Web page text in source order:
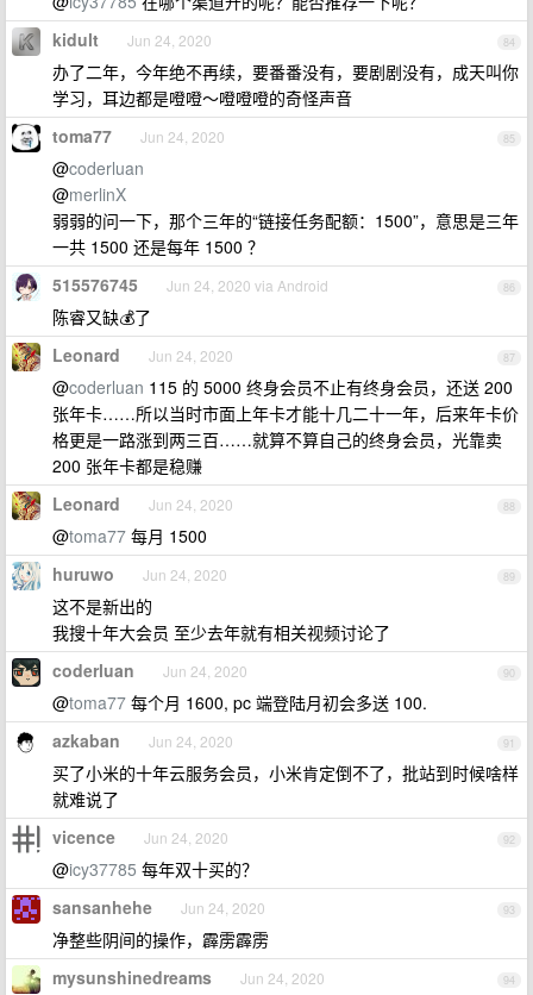
84
kidult Jun 24, 2020
办了二年，今年绝不再续，要番番没有，要剧剧没有，成天叫你
学习，耳边都是噔噔～噔噔噔的奇怪声音
85
toma77 Jun 24, 2020
@coderluan
@merlinX
弱弱的问一下，那个三年的“链接任务配额：1500”，意思是三年
一共 1500 还是每年 1500 ？
86
515576745 Jun 24, 2020 via Android
陈睿又缺💰了
87
Leonard Jun 24, 2020
@coderluan 115 的 5000 终身会员不止有终身会员，还送 200
张年卡……所以当时市面上年卡才能十几二十一年，后来年卡价
格更是一路涨到两三百……就算不算自己的终身会员，光靠卖
200 张年卡都是稳赚
88
Leonard Jun 24, 2020
@toma77 每月 1500
89
huruwo Jun 24, 2020
这不是新出的
我搜十年大会员 至少去年就有相关视频讨论了
90
coderluan Jun 24, 2020
@toma77 每个月 1600, pc 端登陆月初会多送 100.
91
azkaban Jun 24, 2020
买了小米的十年云服务会员，小米肯定倒不了，批站到时候啥样
就难说了
92
vicence Jun 24, 2020
@icy37785 每年双十买的？
93
sansanhehe Jun 24, 2020
净整些阴间的操作，霹雳霹雳
94
mysunshinedreams Jun 24, 2020